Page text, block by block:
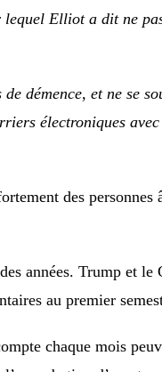
lequel Elliot a dit ne
démence, et ne se
électroniques
des personnes
années. Trump et le
au premier
chaque mois